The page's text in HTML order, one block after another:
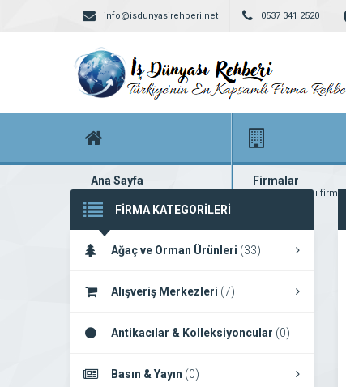
info@isdunyasirehberi.net 0537 341 2520
Ana Sayfa
Firma rehberi ana sayfanız
Firmalar
Yüzlerce kayıtlı firma
FİRMA KATEGORİLERİ
Ağaç ve Orman Ürünleri (33)
Alışveriş Merkezleri (7)
Antikacılar & Kolleksiyoncular (0)
Basın & Yayın (0)